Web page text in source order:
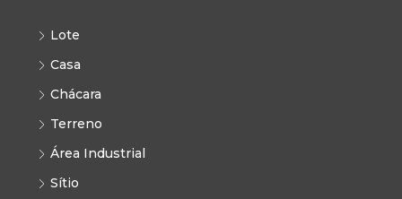
Lote
Casa
Chácara
Terreno
Área Industrial
Sítio